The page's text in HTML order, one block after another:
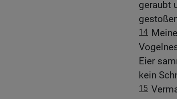
geraubt
14
Eier
kein
15